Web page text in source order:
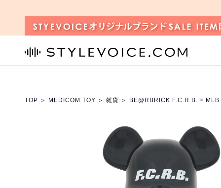
TOP ＞ MEDICOM TOY ＞ 雑貨 ＞ BE@RBRICK F.C.R.B. ×